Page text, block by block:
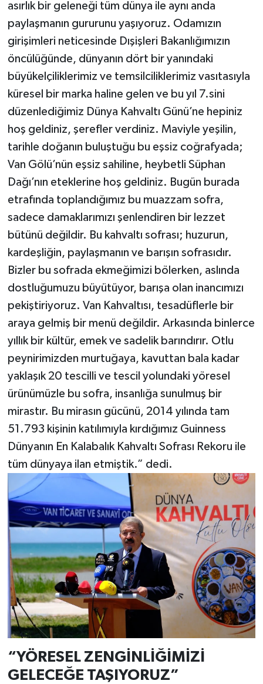
asırlık bir geleneği tüm dünya ile aynı anda
paylaşmanın gururunu yaşıyoruz. Odamızın
girişimleri neticesinde Dışişleri Bakanlığımızın
öncülüğünde, dünyanın dört bir yanındaki
büyükelçiliklerimiz ve temsilciliklerimiz vasıtasıyla
küresel bir marka haline gelen ve bu yıl 7.sini
düzenlediğimiz Dünya Kahvaltı Günü’ne hepiniz
hoş geldiniz, şerefler verdiniz. Maviyle yeşilin,
tarihle doğanın buluştuğu bu eşsiz coğrafyada;
Van Gölü’nün eşsiz sahiline, heybetli Süphan
Dağı’nın eteklerine hoş geldiniz. Bugün burada
etrafında toplandığımız bu muazzam sofra,
sadece damaklarımızı şenlendiren bir lezzet
bütünü değildir. Bu kahvaltı sofrası; huzurun,
kardeşliğin, paylaşmanın ve barışın sofrasıdır.
Bizler bu sofrada ekmeğimizi bölerken, aslında
dostluğumuzu büyütüyor, barışa olan inancımızı
pekiştiriyoruz. Van Kahvaltısı, tesadüflerle bir
araya gelmiş bir menü değildir. Arkasında binlerce
yıllık bir kültür, emek ve sadelik barındırır. Otlu
peynirimizden murtuğaya, kavuttan bala kadar
yaklaşık 20 tescilli ve tescil yolundaki yöresel
ürünümüzle bu sofra, insanlığa sunulmuş bir
mirastır. Bu mirasın gücünü, 2014 yılında tam
51.793 kişinin katılımıyla kırdığımız Guinness
Dünyanın En Kalabalık Kahvaltı Sofrası Rekoru ile
tüm dünyaya ilan etmiştik.” dedi.
“YÖRESEL ZENGİNLİĞİMİZİ
GELECEĞE TAŞIYORUZ”